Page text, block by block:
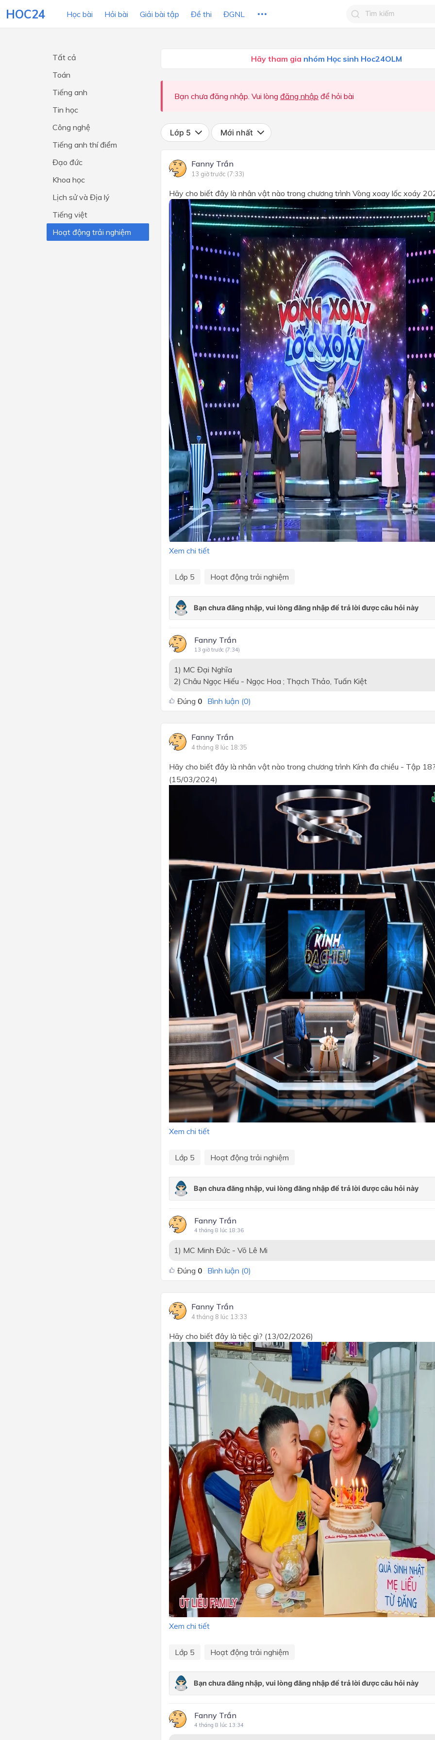
HOC24 Học bài Hỏi bài Giải bài tập Đề thi ĐGNL
Tìm kiếm câu trả lời
LỚP HỌC
Lớp 12
Lớp 11
Lớp 10
Lớp 9
Lớp 8
Lớp 7
Lớp 6
Lớp 5
Lớp 4
BẢN 1
Chủ đề 4: Hành động vì
Chủ đề 5: Hội chợ xuân và
chi tiêu
Chủ đề 6: Phát triển bản
thích ứng với môi trường mới
Chủ đề 7: Yêu thương gia
Tôn trọng phụ nữ
Chủ đề 8: Em và môi
Chủ đề 9: Nghề em mơ ước
BẢN 2
Chủ đề 1: KHÁM PHÁ SỰ
ĐỔI CỦA BẢN THÂN
Chủ đề 2: THỂ HIỆN
NHIỆM VỚI GIA ĐÌNH
Chủ đề 3: GIỮ GÌN TÌNH
TÌNH THẦY TRÒ
Chủ đề 4: THAM GIA CÁC
HOẠT ĐỘNG XÃ HỘI
Chủ đề 5: TẬP KINH
VÀ QUẢN LÍ CHI TIÊU
Chủ đề 6: PHÒNG CHỐNG
ỨNG PHÓ HOẢ HOẠN
Chủ đề 7: TỰ CHỦ VÀ
ỨNG VỚI MÔI TRƯỜNG
TẬP MỚI
Tất cả
Toán
Tiếng anh
Tin học
Công nghệ
Tiếng anh thí điểm
Đạo đức
Khoa học
Lịch sử và Địa lý
Tiếng việt
Hoạt động trải nghiệm
Hãy tham gia nhóm Học sinh Hoc24OLM
Bạn chưa đăng nhập. Vui lòngđăng nhập để hỏi bài
Lớp 5 Mới nhất
Fanny Trần
13 giờ trước (7:33)
Hãy cho biết đây là nhân vật nào trong chương trình Vòng xoay lốc xoáy
Xem chi tiết
Lớp 5 Hoạt động trải nghiệm
Fanny Trần
13 giờ trước (7:34)
1) MC Đại Nghĩa
2) Châu Ngọc Hiếu - Ngọc Hoa ; Thạch Thảo, Tuấn Kiệt
Đúng 0 Bình luận (0)
Fanny Trần
4 tháng 8 lúc 18:35
Hãy cho biết đây là nhân vật nào trong chương trình Kính đa chiều - Tập
(15/03/2024)
Xem chi tiết
Lớp 5 Hoạt động trải nghiệm
Fanny Trần
4 tháng 8 lúc 18:36
1) MC Minh Đức - Võ Lê Mi
Đúng 0 Bình luận (0)
Fanny Trần
4 tháng 8 lúc 13:33
Hãy cho biết đây là tiệc gì? (13/02/2026)
Xem chi tiết
Lớp 5 Hoạt động trải nghiệm
Fanny Trần
4 tháng 8 lúc 13:34